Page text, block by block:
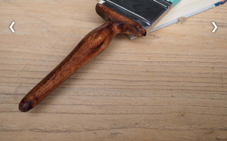
❮ ❯
Google Maps est désactivé. Autoriser